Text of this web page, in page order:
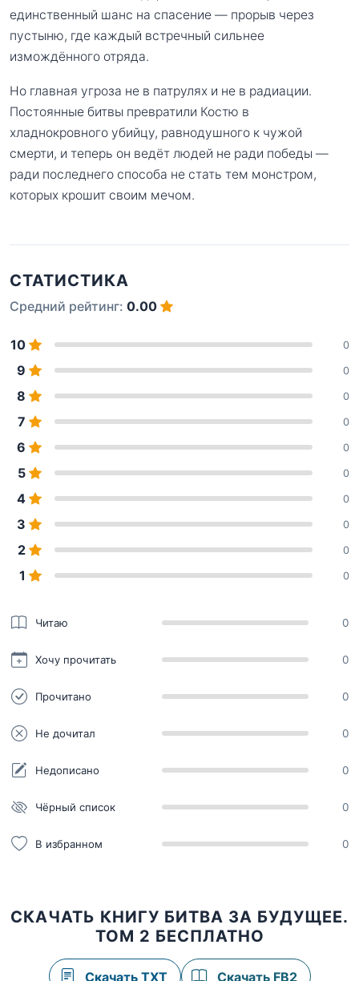
единственный шанс на спасение — прорыв через
пустыню, где каждый встречный сильнее
измождённого отряда.
Но главная угроза не в патрулях и не в радиации.
Постоянные битвы превратили Костю в
хладнокровного убийцу, равнодушного к чужой
смерти, и теперь он ведёт людей не ради победы —
ради последнего способа не стать тем монстром,
которых крошит своим мечом.
СТАТИСТИКА
Средний рейтинг: 0.00
10 0
9 0
8 0
7 0
6 0
5 0
4 0
3 0
2 0
1 0
Читаю 0
Хочу прочитать 0
Прочитано 0
Не дочитал 0
Недописано 0
Чёрный список 0
В избранном 0
СКАЧАТЬ КНИГУ БИТВА ЗА БУДУЩЕЕ.
ТОМ 2 БЕСПЛАТНО
Скачать TXT Скачать FB2